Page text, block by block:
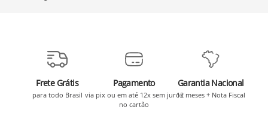
Frete Grátis
para todo Brasil
Pagamento
via pix ou em até 12x sem juros
no cartão
Garantia Nacional
12 meses + Nota Fiscal